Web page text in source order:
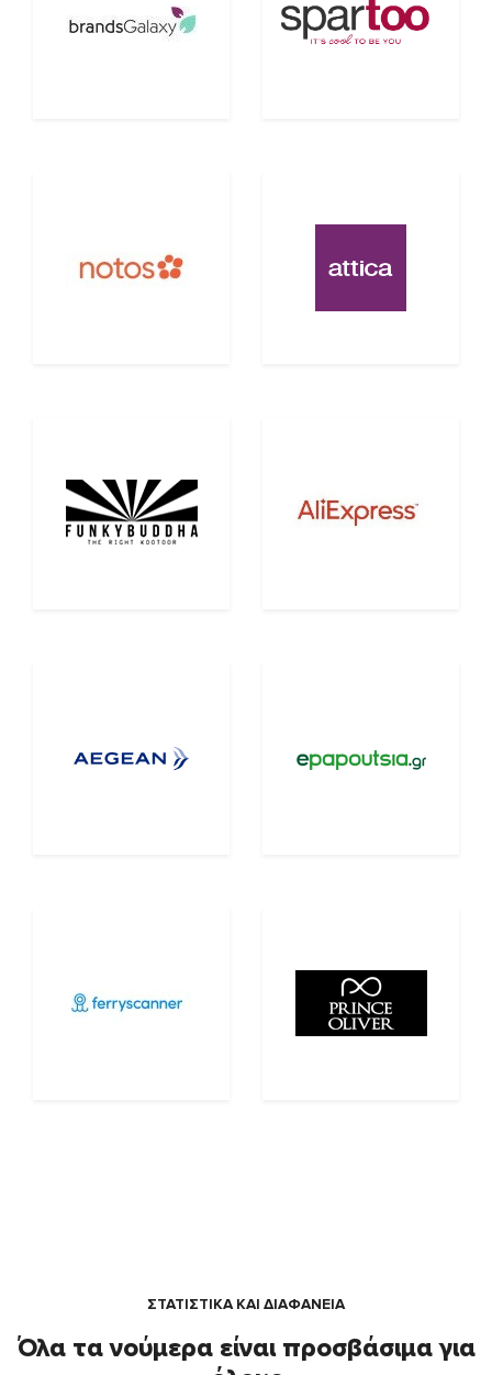
ΣΤΑΤΙΣΤΙΚΑ ΚΑΙ ΔΙΑΦΑΝΕΙΑ
Όλα τα νούμερα είναι προσβάσιμα για